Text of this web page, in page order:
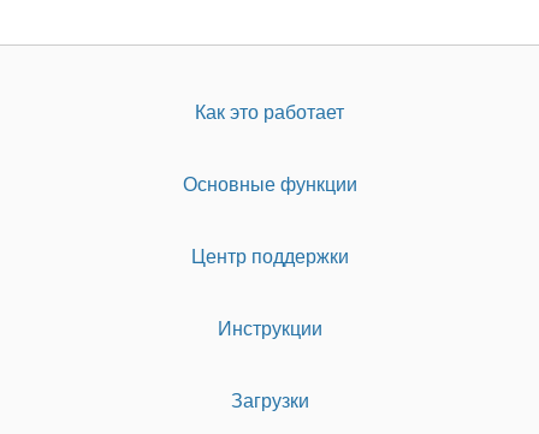
Как это работает
Основные функции
Центр поддержки
Инструкции
Загрузки